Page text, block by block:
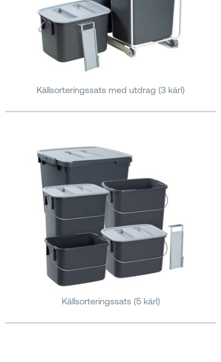
Källsorteringssats med utdrag (3 kärl)
Källsorteringssats (5 kärl)